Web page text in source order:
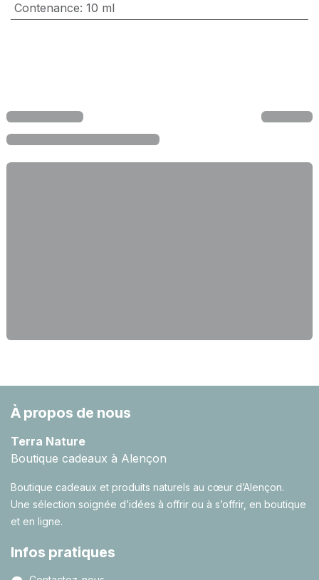
Contenance: 10 ml
À propos de nous
Terra Nature
Boutique cadeaux à Alençon
Boutique cadeaux et produits naturels au cœur d’Alençon.
Une sélection soignée d’idées à offrir ou à s’offrir, en boutique
et en ligne.
Infos pratiques